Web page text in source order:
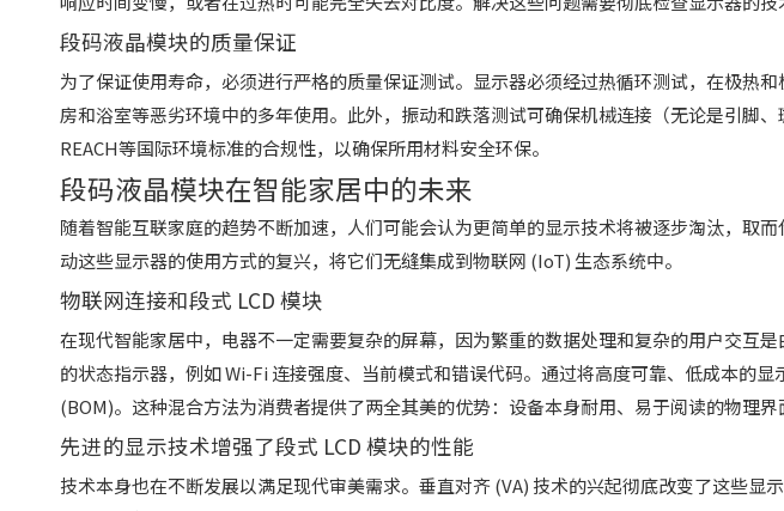
段码液晶模块的质量保证
为了保证使用寿命，必须进行严格的质量保证测试。显示器必须经过热循环测试，在极热
房和浴室等恶劣环境中的多年使用。此外，振动和跌落测试可确保机械连接（无论是引脚
REACH等国际环境标准的合规性，以确保所用材料安全环保。
段码液晶模块在智能家居中的未来
随着智能互联家庭的趋势不断加速，人们可能会认为更简单的显示技术将被逐步淘汰，取
动这些显示器的使用方式的复兴，将它们无缝集成到物联网 (IoT) 生态系统中。
物联网连接和段式 LCD 模块
在现代智能家居中，电器不一定需要复杂的屏幕，因为繁重的数据处理和复杂的用户交互
的状态指示器，例如 Wi-Fi 连接强度、当前模式和错误代码。通过将高度可靠、低成本
(BOM)。这种混合方法为消费者提供了两全其美的优势：设备本身耐用、易于阅读的物理
先进的显示技术增强了段式 LCD 模块的性能
技术本身也在不断发展以满足现代审美需求。垂直对齐 (VA) 技术的兴起彻底改变了这些